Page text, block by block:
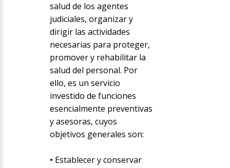
salud de los agentes
judiciales, organizar y
dirigir las actividades
necesarias para proteger,
promover y rehabilitar la
salud del personal. Por
ello, es un servicio
investido de funciones
esencialmente preventivas
y asesoras, cuyos
objetivos generales son:
• Establecer y conservar